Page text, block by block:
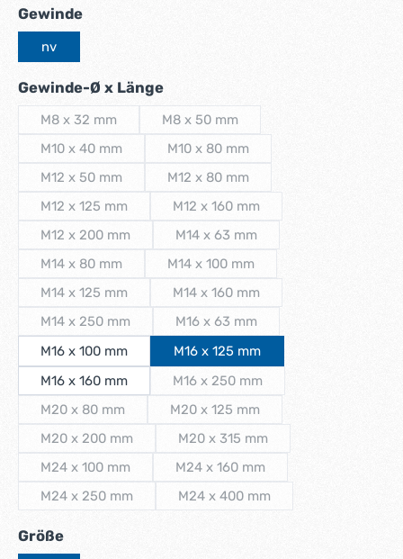
Gewindeauswählen
nv
Gewinde-Ø x Längeauswählen
M8 x 32 mm M8 x 50 mm
M10 x 40 mm M10 x 80 mm
M12 x 50 mm M12 x 80 mm
M12 x 125 mm M12 x 160 mm
M12 x 200 mm M14 x 63 mm
M14 x 80 mm M14 x 100 mm
M14 x 125 mm M14 x 160 mm
M14 x 250 mm M16 x 63 mm
M16 x 100 mm
M16 x 125 mm
M16 x 160 mm
M16 x 250 mm
M20 x 80 mm M20 x 125 mm
M20 x 200 mm M20 x 315 mm
M24 x 100 mm M24 x 160 mm
M24 x 250 mm M24 x 400 mm
Größeauswählen